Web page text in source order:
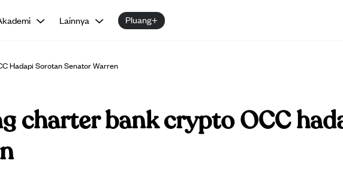
Lainnya Pluang+
Hadapi Sorotan Senator Warren
charter bank crypto OCC